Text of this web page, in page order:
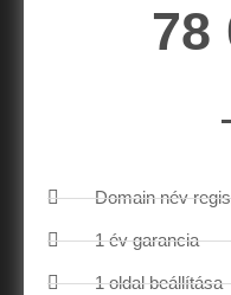
78
Domain név
1 év garancia
1 oldal beállítása